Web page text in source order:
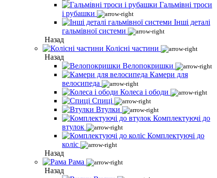
Гальмівні троси
і рубашки
Інші деталі
гальмівної системи
Назад
Колісні частини
Назад
Велопокришки
Камери для
велосипеда
Колеса і ободи
Спиці
Втулки
Комплектуючі до
втулок
Комплектуючі до
коліс
Назад
Рама
Назад